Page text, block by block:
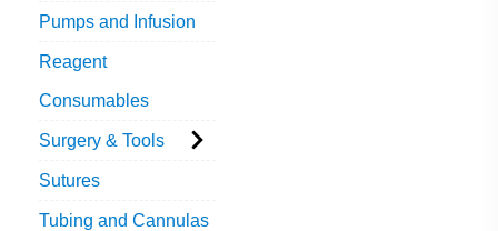
Pumps and Infusion
Reagent
Consumables
Surgery & Tools
Sutures
Tubing and Cannulas